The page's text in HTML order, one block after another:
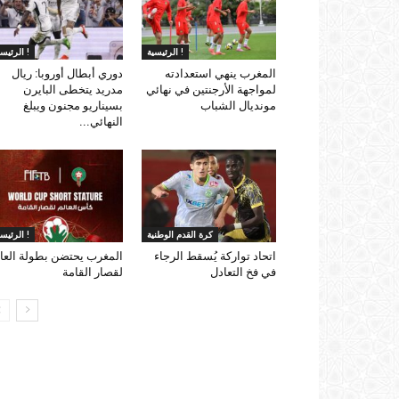
الرئيسية !
دوري أبطال أوروبا: ريال
مدريد يتخطى البايرن
بسيناريو مجنون ويبلغ
النهائي...
الرئيسية !
المغرب ينهي استعدادته
لمواجهة الأرجنتين في نهائي
مونديال الشباب
الرئيسية !
المغرب يحتضن بطولة
لقصار القامة
كرة القدم الوطنية
اتحاد تواركة يُسقط الرجاء
في فخ التعادل